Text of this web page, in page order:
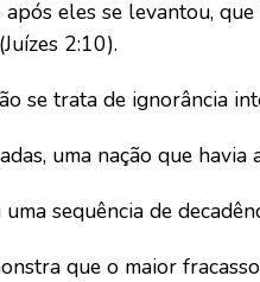
após eles se levantou,
2:10).
se trata de ignorância
uma nação que
sequência de
que o maior